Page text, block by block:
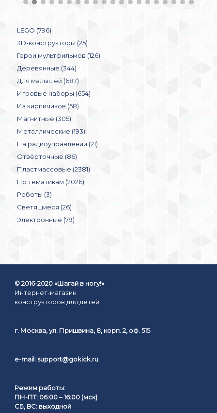
LEGO (796)
3D-конструкторы (25)
Герои мультфильмов (126)
Деревянные (344)
Для малышей (687)
Игровые наборы (654)
Из кирпичиков (58)
Магнитные (305)
Металлические (193)
На радиоуправлении (21)
Отвёрточные (86)
Пластмассовые (2381)
По тематикам (2026)
Роботы (3)
Светящиеся (26)
Электронные (79)
© 2016-2020 «Шагай в ногу!»
Интернет-магазин
конструкторов для детей
г. Москва, ул. Пришвина, 8, корп. 2, оф. 515
e-mail: support@gokick.ru
Режим работы:
ПН-ПТ: 06:00 – 16:00 (мск)
СБ, ВС: выходной